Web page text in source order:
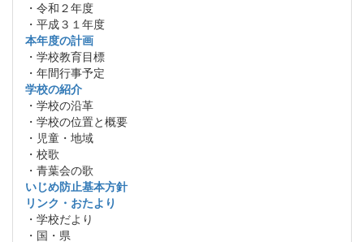
・令和２年度
・平成３１年度
本年度の計画
・学校教育目標
・年間行事予定
学校の紹介
・学校の沿革
・学校の位置と概要
・児童・地域
・校歌
・青葉会の歌
いじめ防止基本方針
リンク・おたより
・学校だより
・国・県